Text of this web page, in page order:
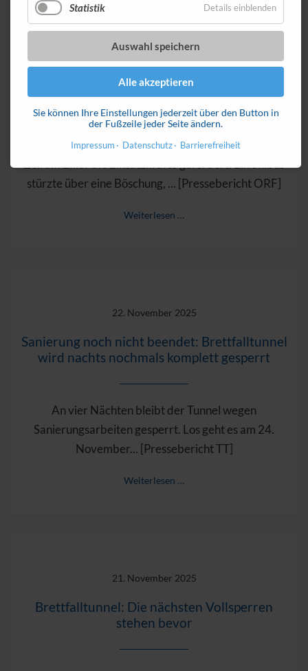
25. November 2025
Großübung im Zillertal: Busabsturz simuliert
Ein spektakuläres Übungsszenario hat am Samstag in
stürzte über eine Böschung, ... [Pressebericht ORF]
Weiterlesen …
22. November 2025
Sanierung noch nicht beendet: Brettfalltunnel
wird nachts nochmals komplett gesperrt
An vier Nächten bleibt der Tunnel wegen
Sanierungsarbeiten gesperrt. Los geht es am 24.
November... [Pressebericht TT]
Weiterlesen …
21. November 2025
Brettfalltunnel: Die nächsten Vollsperren
stehen bevor
Statistik Details einblenden
Auswahl speichern
Alle akzeptieren
Sie können Ihre Einstellungen jederzeit über den Button in
der Fußzeile jeder Seite ändern.
Impressum Datenschutz Barrierefreiheit